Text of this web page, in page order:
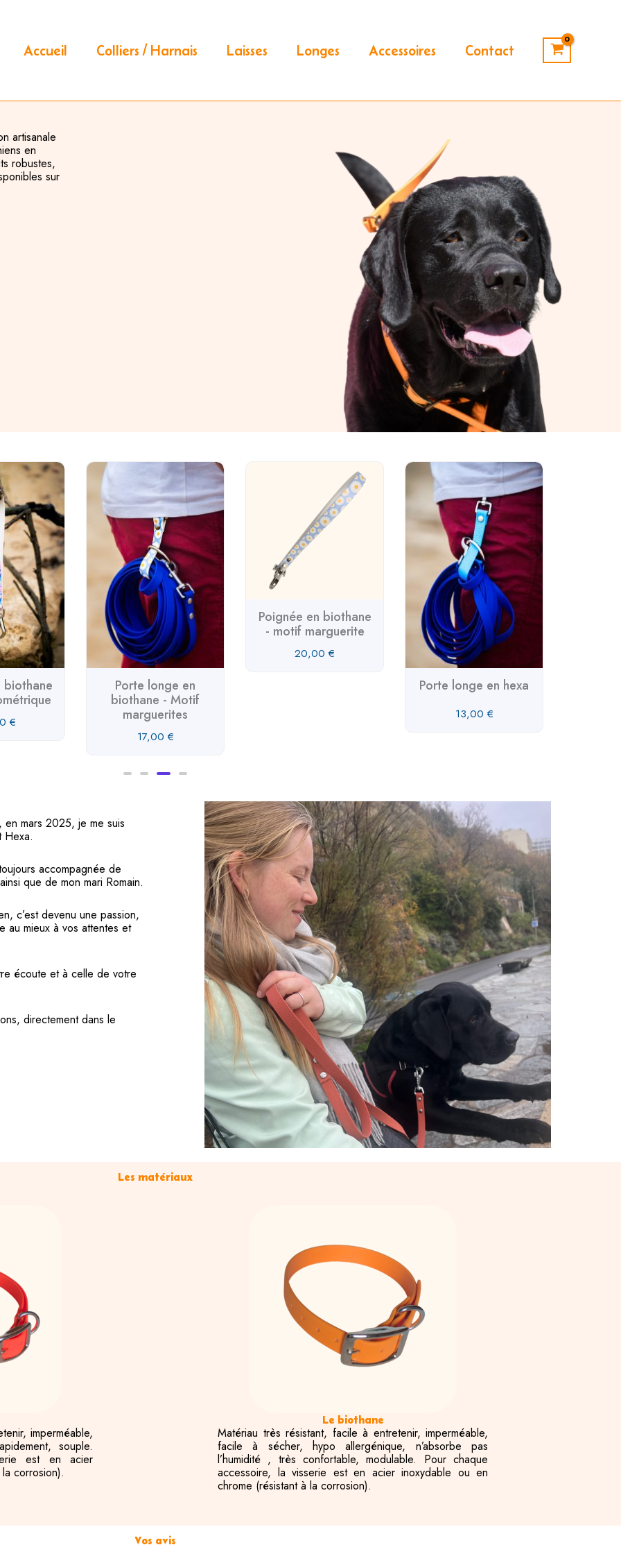
Accueil Colliers / Harnais Laisses Longes Accessoires Contact
artisanale
en
robustes,
sur
biothane
€
Porte longe en
biothane - Motif
marguerites
17,00 €
Poignée en biothane
- motif marguerite
20,00 €
Porte longe en hexa
13,00 €
en mars 2025, je me suis
Hexa.
accompagnée de
que de mon mari Romain.
c’est devenu une passion,
au mieux à vos attentes et
écoute et à celle de votre
directement dans le
Les matériaux
imperméable,
souple.
est en acier
corrosion).
Le biothane
Matériau très résistant, facile à entretenir, imperméable,
facile à sécher, hypo allergénique, n’absorbe pas
l’humidité , très confortable, modulable. Pour chaque
accessoire, la visserie est en acier inoxydable ou en
chrome (résistant à la corrosion).
Vos avis